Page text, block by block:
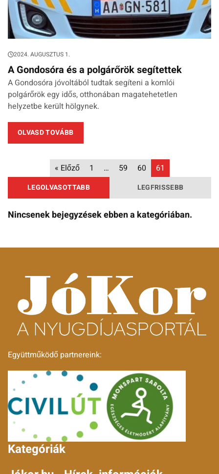
2024. AUGUSZTUS 1.
A Gondosóra és a polgárőrök segítettek
A Gondosóra jóvoltából tudtak segíteni a komlói
polgárőrök egy idős, otthonában magatehetetlen
helyzetbe került hölgynek.
OLVASD TOVÁBB
« Előző 1 … 59 60 61
LEGOLVASOTTABB LEGFRISSEBB
Nincsenek bejegyzések ebben a kategóriában.
Együttműködő partnereink:
Kategóriák